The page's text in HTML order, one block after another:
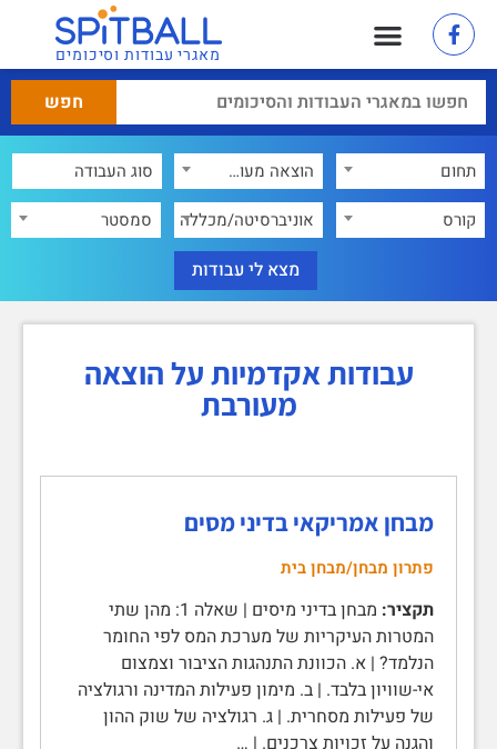
מאגרי עבודות וסיכומים
תחום
הוצאה מעורבת
קורס
אוניברסיטה/מכללה סמסטר
עבודות אקדמיות על הוצאה
מעורבת
מבחן אמריקאי בדיני מסים
פתרון מבחן/מבחן בית
תקציר:
מבחן בדיני מיסים | שאלה 1: מהן שתי
המטרות העיקריות של מערכת המס לפי החומר
הנלמד? | א. הכוונת התנהגות הציבור וצמצום
אי-שוויון בלבד. | ב. מימון פעילות המדינה ורגולציה
של פעילות מסחרית. | ג. רגולציה של שוק ההון